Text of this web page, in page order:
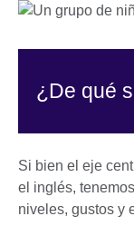
¿De qué
Si bien el eje
el inglés,
niveles, gustos y